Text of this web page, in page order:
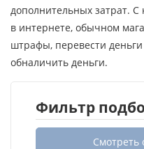
дополнительных затрат.
в интернете, обычном
штрафы, перевести
обналичить деньги.
Фильтр
Смотреть